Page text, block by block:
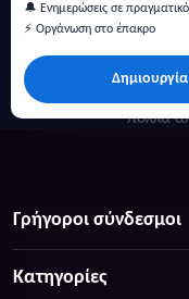
🔔 Ενημερώσεις σε
⚡ Οργάνωση στο έπακρο
πολλά
Γρήγοροι σύνδεσμοι
Κατηγορίες